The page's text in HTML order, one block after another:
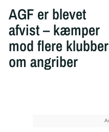
AGF er blevet
afvist – kæmper
mod flere klubber
om angriber